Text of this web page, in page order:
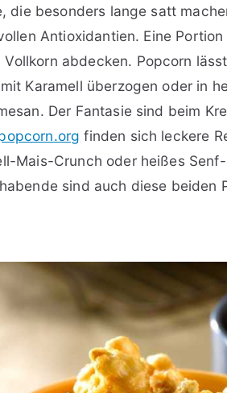
die besonders lange satt
Antioxidantien. Eine
abdecken. Popcorn
Karamell überzogen oder in
Der Fantasie sind beim
finden sich leckere
Mais-Crunch oder heißes
sind auch diese beiden